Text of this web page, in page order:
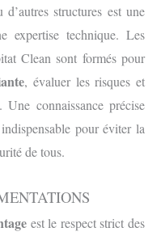
d’autres structures est une
expertise technique. Les
Clean sont formés pour
, évaluer les risques et
connaissance précise
pour éviter la
de tous.
est le respect strict des